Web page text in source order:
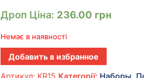
Дроп Ціна: 236.00 грн
Немає в наявності
Добавить в избранное